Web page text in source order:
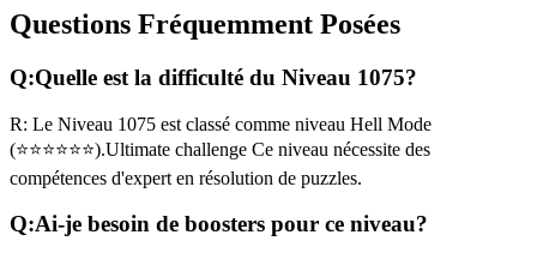
Questions Fréquemment Posées
Q:Quelle est la difficulté du Niveau 1075?
R: Le Niveau 1075 est classé comme niveau Hell Mode
(⭐⭐⭐⭐⭐⭐).Ultimate challenge Ce niveau nécessite des
compétences d'expert en résolution de puzzles.
Q:Ai-je besoin de boosters pour ce niveau?